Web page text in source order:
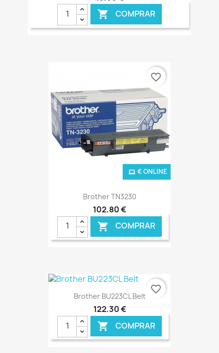
 COMPRAR
Brother TN3230
102,80 €
 COMPRAR
€ ONLINE
favorite_border
Brother BU223CL Belt
122,30 €
 COMPRAR
favorite_border